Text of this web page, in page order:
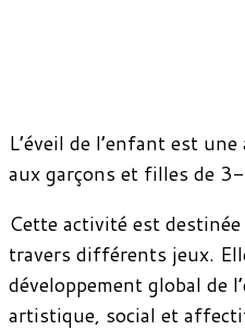
L’éveil de l’enfant est
aux garçons et filles de
Cette activité est
travers différents jeux.
développement global de
artistique, social et